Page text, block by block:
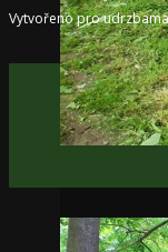
Vytvořeno pro